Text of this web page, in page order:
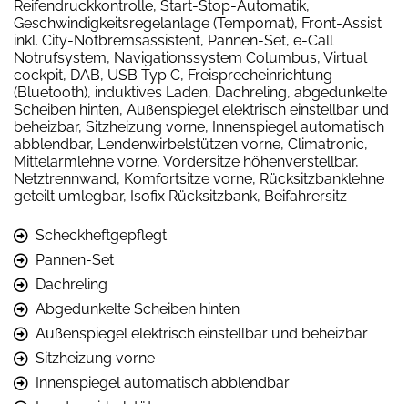
Reifendruckkontrolle, Start-Stop-Automatik,
Geschwindigkeitsregelanlage (Tempomat), Front-Assist
inkl. City-Notbremsassistent, Pannen-Set, e-Call
Notrufsystem, Navigationssystem Columbus, Virtual
cockpit, DAB, USB Typ C, Freisprecheinrichtung
(Bluetooth), induktives Laden, Dachreling, abgedunkelte
Scheiben hinten, Außenspiegel elektrisch einstellbar und
beheizbar, Sitzheizung vorne, Innenspiegel automatisch
abblendbar, Lendenwirbelstützen vorne, Climatronic,
Mittelarmlehne vorne, Vordersitze höhenverstellbar,
Netztrennwand, Komfortsitze vorne, Rücksitzbanklehne
geteilt umlegbar, Isofix Rücksitzbank, Beifahrersitz
Scheckheftgepflegt
Pannen-Set
Dachreling
Abgedunkelte Scheiben hinten
Außenspiegel elektrisch einstellbar und beheizbar
Sitzheizung vorne
Innenspiegel automatisch abblendbar